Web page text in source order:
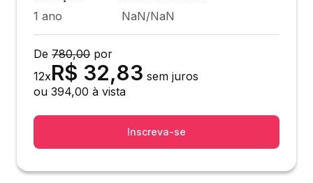
1 ano
NaN/NaN
De 780,00 por
12xR$ 32,83 sem juros
ou 394,00 à vista
Inscreva-se